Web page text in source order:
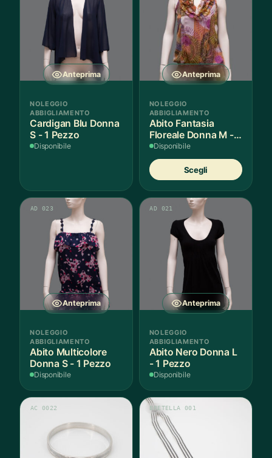
Anteprima
NOLEGGIO
ABBIGLIAMENTO
Cardigan Blu Donna
S - 1 Pezzo
Disponibile
Anteprima
NOLEGGIO
ABBIGLIAMENTO
Abito Fantasia
Floreale Donna M - 1
Pezzo
Disponibile
Scegli
ha
più
pagina
Anteprima
AD 023
NOLEGGIO
ABBIGLIAMENTO
Abito Multicolore
Donna S - 1 Pezzo
Disponibile
Anteprima
AD 021
NOLEGGIO
ABBIGLIAMENTO
Abito Nero Donna L
- 1 Pezzo
Disponibile
AC 0022 BRETELLA 001